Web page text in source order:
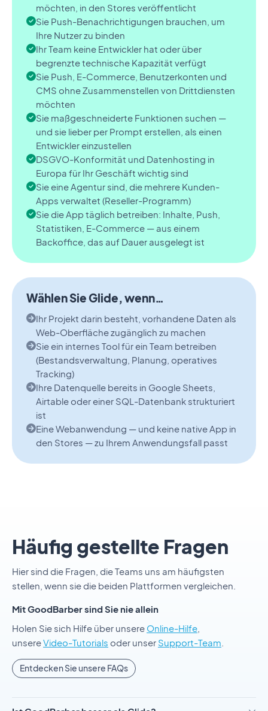
möchten, in den Stores veröffentlicht
Sie Push-Benachrichtigungen brauchen, um
Ihre Nutzer zu binden
Ihr Team keine Entwickler hat oder über
begrenzte technische Kapazität verfügt
Sie Push, E-Commerce, Benutzerkonten und
CMS ohne Zusammenstellen von Drittdiensten
möchten
Sie maßgeschneiderte Funktionen suchen —
und sie lieber per Prompt erstellen, als einen
Entwickler einzustellen
DSGVO-Konformität und Datenhosting in
Europa für Ihr Geschäft wichtig sind
Sie eine Agentur sind, die mehrere Kunden-
Apps verwaltet (Reseller-Programm)
Sie die App täglich betreiben: Inhalte, Push,
Statistiken, E-Commerce — aus einem
Backoffice, das auf Dauer ausgelegt ist
Wählen Sie Glide, wenn…
Ihr Projekt darin besteht, vorhandene Daten als
Web-Oberfläche zugänglich zu machen
Sie ein internes Tool für ein Team betreiben
(Bestandsverwaltung, Planung, operatives
Tracking)
Ihre Datenquelle bereits in Google Sheets,
Airtable oder einer SQL-Datenbank strukturiert
ist
Eine Webanwendung — und keine native App in
den Stores — zu Ihrem Anwendungsfall passt
Häufig gestellte Fragen
Hier sind die Fragen, die Teams uns am häufigsten
stellen, wenn sie die beiden Plattformen vergleichen.
Mit GoodBarber sind Sie nie allein
Holen Sie sich Hilfe über unsere Online-Hilfe
unsereVideo-Tutorials oder unser Support-Team
Entdecken Sie unsere FAQs